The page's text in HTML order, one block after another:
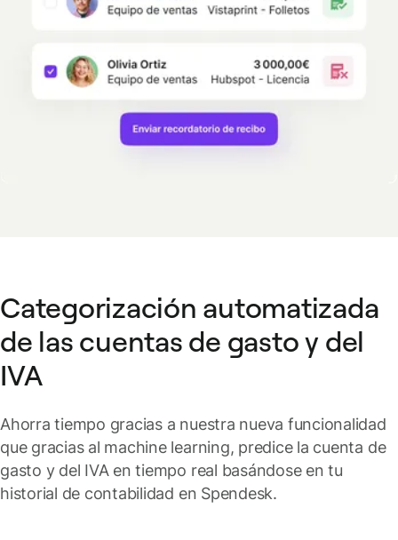
Categorización automatizada
de las cuentas de gasto y del
IVA
Ahorra tiempo gracias a nuestra nueva funcionalidad
que gracias al machine learning, predice la cuenta de
gasto y del IVA en tiempo real basándose en tu
historial de contabilidad en Spendesk.